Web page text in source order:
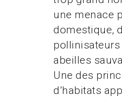
une menace
domestique,
pollinisateurs
abeilles
Une des
d’habitats